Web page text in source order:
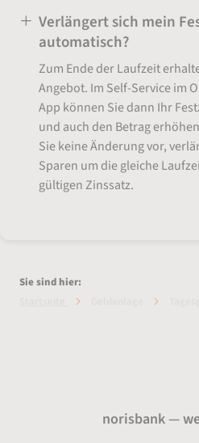
Verlängert sich mein
automatisch?
Zum Ende der Laufzeit
Angebot. Im Self-Service im
App können Sie dann Ihr
und auch den Betrag
Sie keine Änderung vor,
Sparen um die gleiche
gültigen Zinssatz.
Sie sind hier:
norisbank —